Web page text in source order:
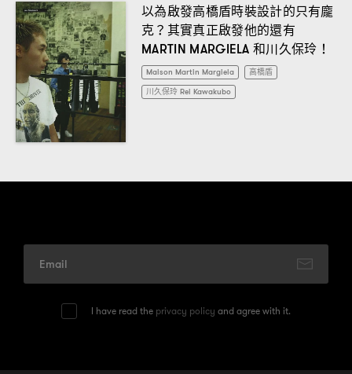
以為啟發高橋盾時裝設計的只有龐
克？ 其實真正啟發他的還有
MARTIN MARGIELA和川久保玲 ！
Maison Martin Margiela
高橋盾
川久保玲 Rei Kawakubo
I have read the privacy policy and agree with it.